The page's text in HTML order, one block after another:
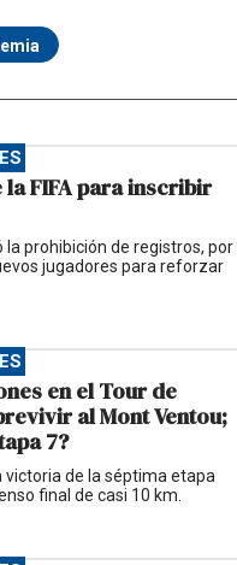
FIFA para inscribir
la prohibición de registros, por
jugadores para reforzar
en el Tour de
al Mont Ventou;
7?
victoria de la séptima etapa
final de casi 10 km.